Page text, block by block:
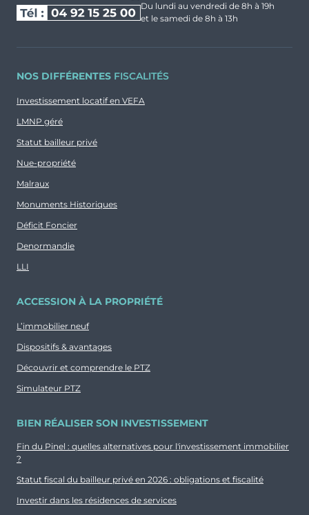
Du lundi au vendredi de 8h à 19h
et le samedi de 8h à 13h
NOS DIFFÉRENTES FISCALITÉS
Investissement locatif en VEFA
LMNP géré
Statut bailleur privé
Nue-propriété
Malraux
Monuments Historiques
Déficit Foncier
Denormandie
LLI
ACCESSION À LA PROPRIÉTÉ
L’immobilier neuf
Dispositifs & avantages
Découvrir et comprendre le PTZ
Simulateur PTZ
BIEN RÉALISER SON INVESTISSEMENT
Fin du Pinel : quelles alternatives pour l'investissement immobilier
?
Statut fiscal du bailleur privé en 2026 : obligations et fiscalité
Investir dans les résidences de services